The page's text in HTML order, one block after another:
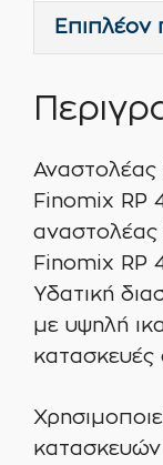
Επιπλέον
Finomix RP
Finomix RP
Υδατική
με υψηλή